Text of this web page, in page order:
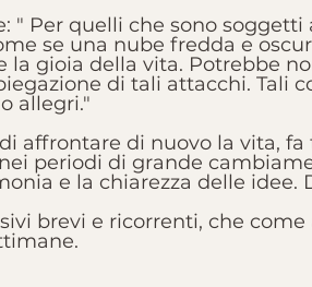
" Per quelli che sono
se una nube fredda e
la gioia della vita. Potrebbe
di tali attacchi. Tali
allegri."
affrontare di nuovo la vita,
periodi di grande
e la chiarezza delle idee.
brevi e ricorrenti, che